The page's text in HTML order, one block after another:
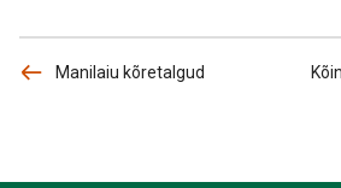
Manilaiu kõretalgud